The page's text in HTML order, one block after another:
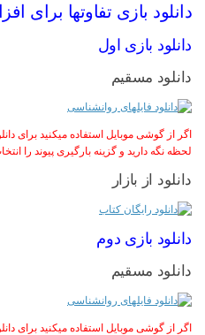
دانلود بازی تفاوتها برای
دانلود بازی اول
دانلود مسقیم
اگر از گوشی موبایل استفاده میکنید برای
لحظه نگه دارید و گزینه بارگیری پیوند را
دانلود از بازار
دانلود بازی دوم
دانلود مسقیم
اگر از گوشی موبایل استفاده میکنید برای